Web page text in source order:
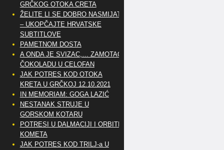
GRČKOG OTOKA CRETA
ŽELITE LI SE DOBRO NASMIJATI
– UKOPČAJTE HRVATSKE
SUBTITLOVE
PAMETNOM DOSTA
A ONDA JE SVIZAC,… ZAMOTAO
ČOKOLADU U CELOFAN
JAK POTRES KOD OTOKA
KRETA U GRČKOJ 12.10.2021
IN MEMORIAM: GOGA LAZIĆ
NESTANAK STRUJE U
GORSKOM KOTARU
POTRESI U DALMACIJI I ORBITE
KOMETA
JAK POTRES KOD TRILJ-a U